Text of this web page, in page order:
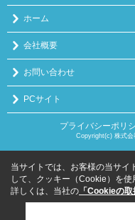
ホーム
会社概要
お問い合わせ
PCサイト
プライバシーポリ
Copyright(c) 株式
当サイトでは、お客様の当サイ
して、クッキー（Cookie）を使
詳しくは、当社の 「Cookieの